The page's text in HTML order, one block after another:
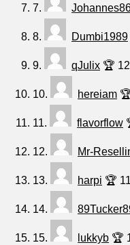
7.
8. Dumbi1989
9. qJulix 🏆 12
10. hereiam
11. flavorflow
12. Mr-
13. harpi 🏆 11
14.
15. lukkyb 🏆